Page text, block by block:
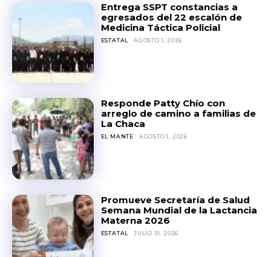
Entrega SSPT constancias a
egresados del 22 escalón de
Medicina Táctica Policial
ESTATAL AGOSTO 1, 2026
Responde Patty Chío con
arreglo de camino a familias de
La Chaca
EL MANTE AGOSTO 1, 2026
Promueve Secretaría de Salud
Semana Mundial de la Lactancia
Materna 2026
ESTATAL JULIO 31, 2026